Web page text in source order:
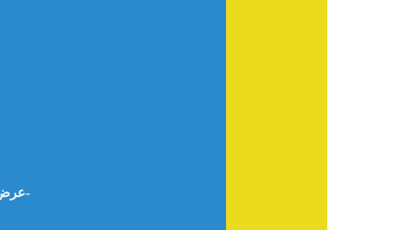
عرض كتاب (السلم: بديل شرعي للتمويل التقليدي للدكتور: التجاني عبد القادر أحمد) د. فتح الرحمن علي محمد صالح- السودان-